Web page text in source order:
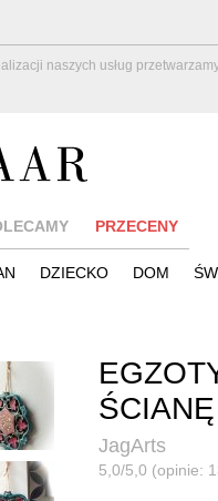
naszych usług
PRZECENY
DZIECKO DOM
ŚCIANĘ
JagArts
5,0/5,0 (opinie: